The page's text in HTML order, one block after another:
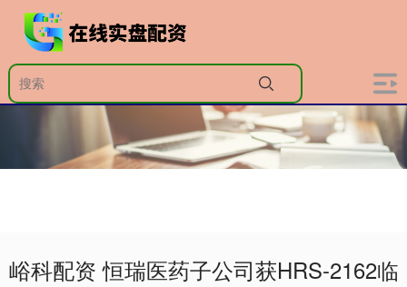
峪科配资 恒瑞医药子公司获HRS-2162临